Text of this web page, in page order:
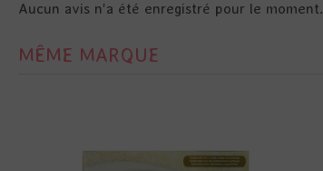
Aucun avis n'a été enregistré pour le moment.
MÊME MARQUE